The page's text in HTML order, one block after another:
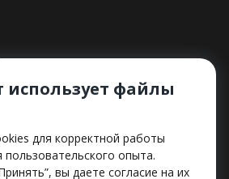
д. 12Е, пом. 282
использует файлы
для корректной работы
пользовательского опыта.
вы даете согласие на их